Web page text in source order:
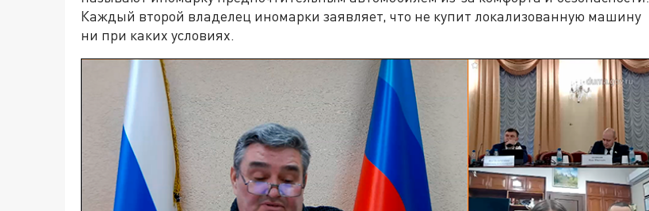
Каждый второй владелец иномарки заявляет, что не купит локализованную машину
ни при каких условиях.